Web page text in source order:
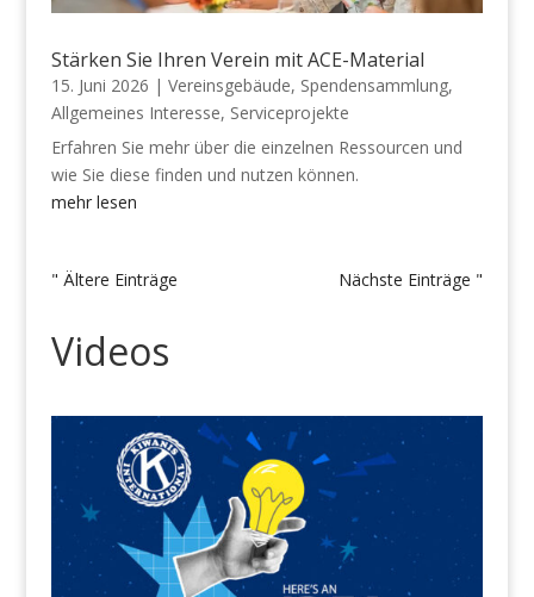
Stärken Sie Ihren Verein mit ACE-Material
15. Juni 2026 | Vereinsgebäude, Spendensammlung,
Allgemeines Interesse, Serviceprojekte
Erfahren Sie mehr über die einzelnen Ressourcen und
wie Sie diese finden und nutzen können.
mehr lesen
" Ältere Einträge Nächste Einträge "
Videos